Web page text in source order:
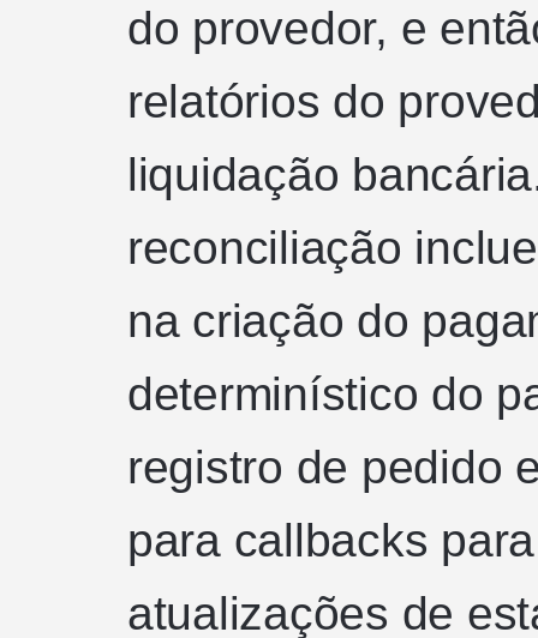
do provedor, e
relatórios do
liquidação
reconciliação
na criação do
determinístico do
registro de pedido
para callbacks
atualizações de